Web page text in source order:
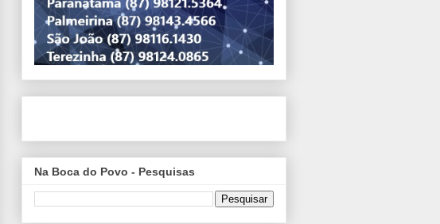
Na Boca do Povo - Pesquisas